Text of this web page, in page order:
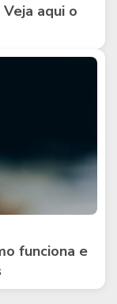
aqui o
funciona e